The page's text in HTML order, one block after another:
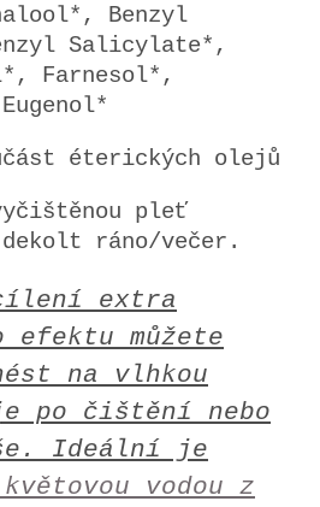
Benzyl
Salicylate*,
Farnesol*,
éterických olejů
pleť
ráno/večer.
extra
efektu můžete
na vlhkou
po čištění nebo
Ideální je
vodou z